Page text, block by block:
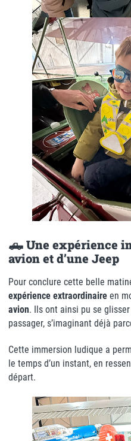
🛻 Une expérience
avion et d’une Jeep
Pour conclure cette belle
expérience extraordinaire en
avion. Ils ont ainsi pu se glisser
passager, s’imaginant déjà
Cette immersion ludique a
le temps d’un instant, en
départ.